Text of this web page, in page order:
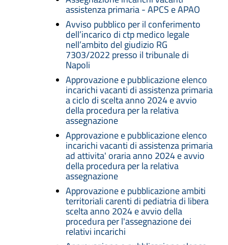
assistenza primaria - APCS e APAO
Avviso pubblico per il conferimento
dell’incarico di ctp medico legale
nell’ambito del giudizio RG
7303/2022 presso il tribunale di
Napoli
Approvazione e pubblicazione elenco
incarichi vacanti di assistenza primaria
a ciclo di scelta anno 2024 e avvio
della procedura per la relativa
assegnazione
Approvazione e pubblicazione elenco
incarichi vacanti di assistenza primaria
ad attivita' oraria anno 2024 e avvio
della procedura per la relativa
assegnazione
Approvazione e pubblicazione ambiti
territoriali carenti di pediatria di libera
scelta anno 2024 e avvio della
procedura per l'assegnazione dei
relativi incarichi